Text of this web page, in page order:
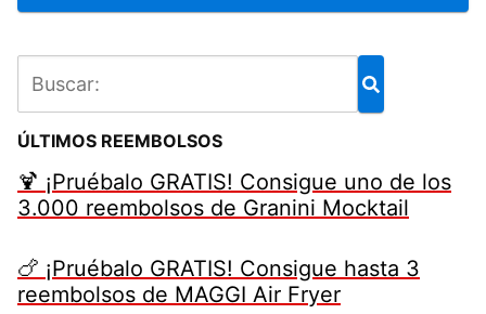
ÚLTIMOS REEMBOLSOS
🍹 ¡Pruébalo GRATIS! Consigue uno de los
3.000 reembolsos de Granini Mocktail
🍗 ¡Pruébalo GRATIS! Consigue hasta 3
reembolsos de MAGGI Air Fryer